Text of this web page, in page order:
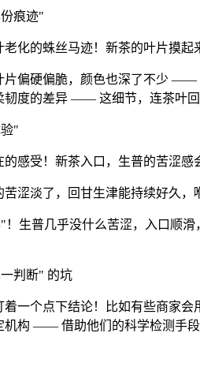
痕迹"
化的蛛丝马迹！新茶的叶片摸
片偏硬偏脆，颜色也深了不少 ——
韧度的差异 —— 这细节，连茶叶
"
的感受！新茶入口，生普的苦涩
涩淡了，回甘生津能持续好久
！生普几乎没什么苦涩，入口顺
判断" 的坑
一个点下结论！比如有些商家
机构 —— 借助他们的科学检测手